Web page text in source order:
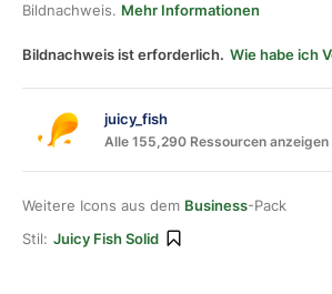
Bildnachweis. Mehr Informationen
Bildnachweis ist erforderlich. Wie habe ich
juicy_fish
Alle 155,290 Ressourcen anzeigen
Weitere Icons aus dem Business-Pack
Stil: Juicy Fish Solid